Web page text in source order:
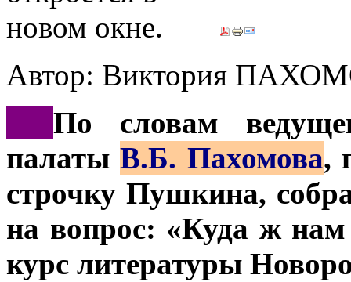
Автор: Виктория
По словам
палатыВ.Б. Пахомова,
строчку Пушкина,
на вопрос: «Куда ж нам
курс литературы